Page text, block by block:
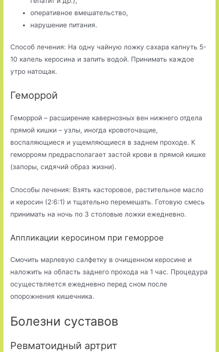
оперативное вмешательство,
нарушение питания.
Способ лечения: На одну чайную ложку сахара капнуть 5-
10 капель керосина и запить водой. Принимать каждое
утро натощак.
Геморрой
Геморрой – расширение кавернозных вен нижнего отдела
прямой кишки – узлы, иногда кровоточащие,
воспаляющиеся и ущемляющиеся в заднем проходе. К
геморроям предрасполагает застой крови в прямой кишке
(запоры, сидячий образ жизни).
Способы лечения: Взять касторовое, растительное масло
и керосин (2:6:1) и тщательно перемешать. Готовую смесь
принимать на ночь по 3 столовые ложки ежедневно.
Аппликации керосином при геморрое
Смочить марлевую салфетку в очищенном керосине и
наложить на область заднего прохода на 1 час. Процедура
осуществляется ежедневно перед сном после
опорожнения кишечника.
Болезни суставов
Ревматоидный артрит